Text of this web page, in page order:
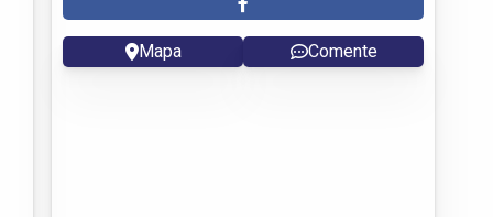
Mapa Comente